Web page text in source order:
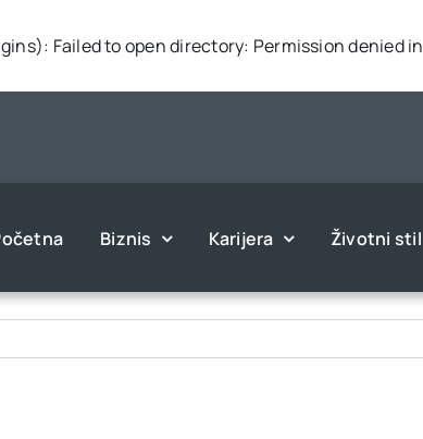
Failed to open directory: Permission denied in
Biznis Karijera Životni stil